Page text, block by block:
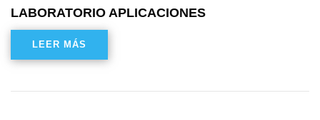
LABORATORIO APLICACIONES
LEER MÁS